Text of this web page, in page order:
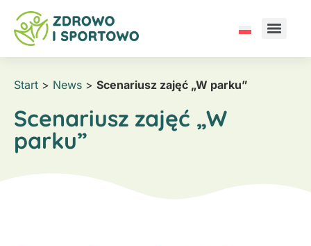
Start > News > Scenariusz zajęć „W parku”
Scenariusz zajęć „W
parku”